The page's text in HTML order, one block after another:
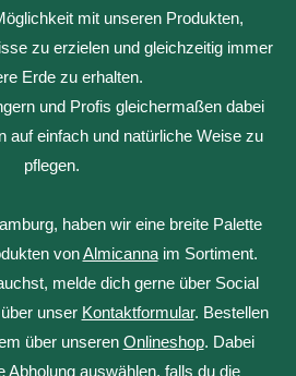
mit unseren Produkten,
zu erzielen und gleichzeitig immer
Erde zu erhalten.
und Profis gleichermaßen dabei
auf einfach und natürliche Weise zu
pflegen.
haben wir eine breite Palette
vonAlmicannaim Sortiment.
melde dich gerne über Social
unser Kontaktformular. Bestellen
über unseren Onlineshop. Dabei
Abholung auswählen, falls du die